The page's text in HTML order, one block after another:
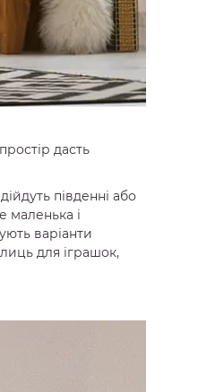
дасть
південні або
маленька і
варіанти
для іграшок,